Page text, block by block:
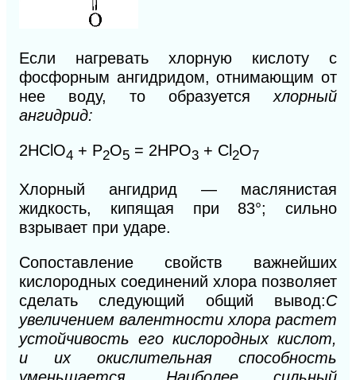
Если нагревать хлорную кислоту с
фосфорным ангидридом, отнимающим от
нее воду, то образуется хлорный
ангидрид:
2НСlO4 + Р2O5 = 2НРO3 + Сl 2O7
Хлорный ангидрид — маслянистая
жидкость, кипящая при 83°; сильно
взрывает при ударе.
Сопоставление свойств важнейших
кислородных соединений хлора позволяет
сделать следующий общий вывод:С
увеличением валентности хлора растет
устойчивость его кислородных кислот,
и их окислительная способность